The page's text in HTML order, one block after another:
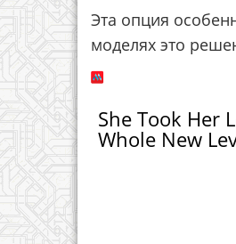
Эта опция
моделях это
She Took Her
Whole New